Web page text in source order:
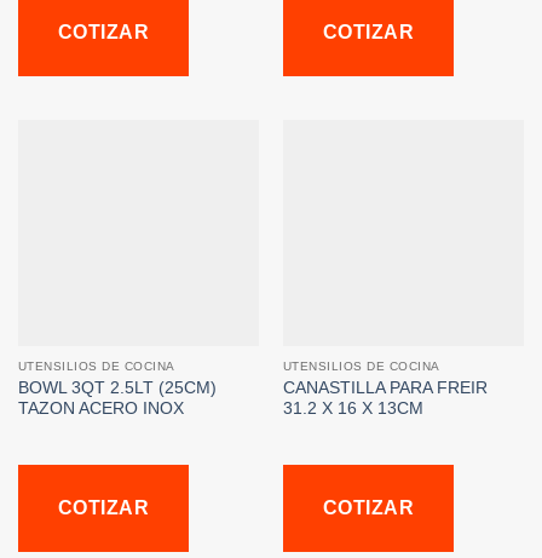
COTIZAR COTIZAR
UTENSILIOS DE COCINA
BOWL 3QT 2.5LT (25CM)
TAZON ACERO INOX
COTIZAR
UTENSILIOS DE COCINA
CANASTILLA PARA FREIR
31.2 X 16 X 13CM
COTIZAR